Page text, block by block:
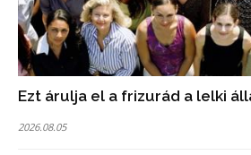
Ezt árulja el a frizurád a lelki
2026.08.05